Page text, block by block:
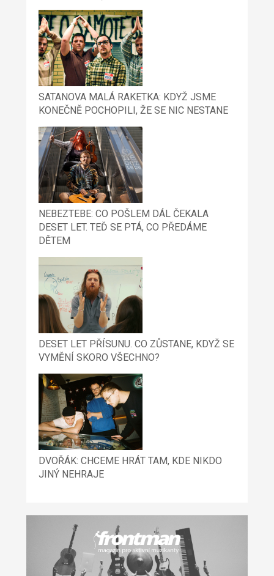
SATANOVA MALÁ RAKETKA: KDYŽ JSME
KONEČNĚ POCHOPILI, ŽE SE NIC NESTANE
NEBEZTEBE: CO POŠLEM DÁL ČEKALA
DESET LET. TEĎ SE PTÁ, CO PŘEDÁME
DĚTEM
DESET LET PŘÍSUNU. CO ZŮSTANE, KDYŽ SE
VYMĚNÍ SKORO VŠECHNO?
DVOŘÁK: CHCEME HRÁT TAM, KDE NIKDO
JINÝ NEHRAJE